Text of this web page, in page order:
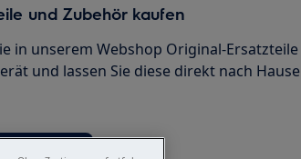
und Zubehör kaufen
in unserem Webshop Original-Ersatzteile
und lassen Sie diese direkt nach Hause
kaufen